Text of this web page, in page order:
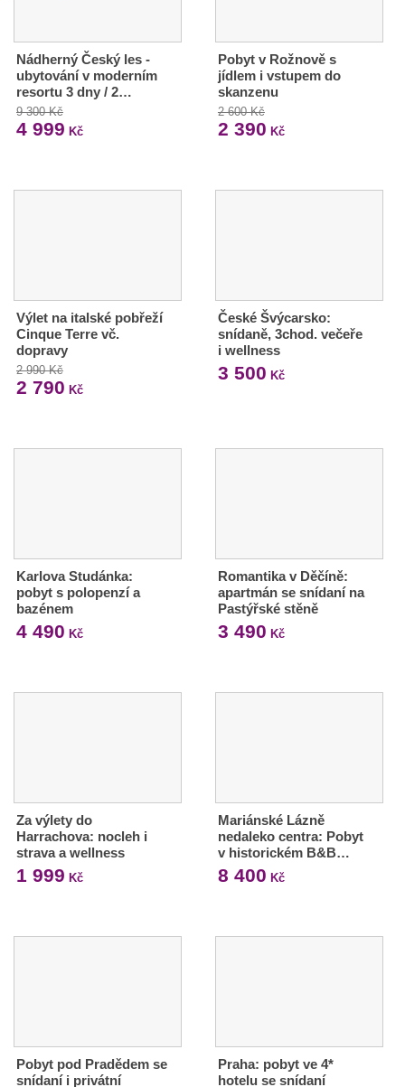
Nádherný Český les -
ubytování v moderním
resortu 3 dny / 2…
9 300 Kč
4 999 Kč
Pobyt v Rožnově s
jídlem i vstupem do
skanzenu
2 600 Kč
2 390 Kč
Výlet na italské pobřeží
Cinque Terre vč.
dopravy
2 990 Kč
2 790 Kč
České Švýcarsko:
snídaně, 3chod. večeře
i wellness
3 500 Kč
Karlova Studánka:
pobyt s polopenzí a
bazénem
4 490 Kč
Romantika v Děčíně:
apartmán se snídaní na
Pastýřské stěně
3 490 Kč
Za výlety do
Harrachova: nocleh i
strava a wellness
1 999 Kč
Mariánské Lázně
nedaleko centra: Pobyt
v historickém B&B…
8 400 Kč
Pobyt pod Pradědem se
snídaní i privátní
Praha: pobyt ve 4*
hotelu se snídaní